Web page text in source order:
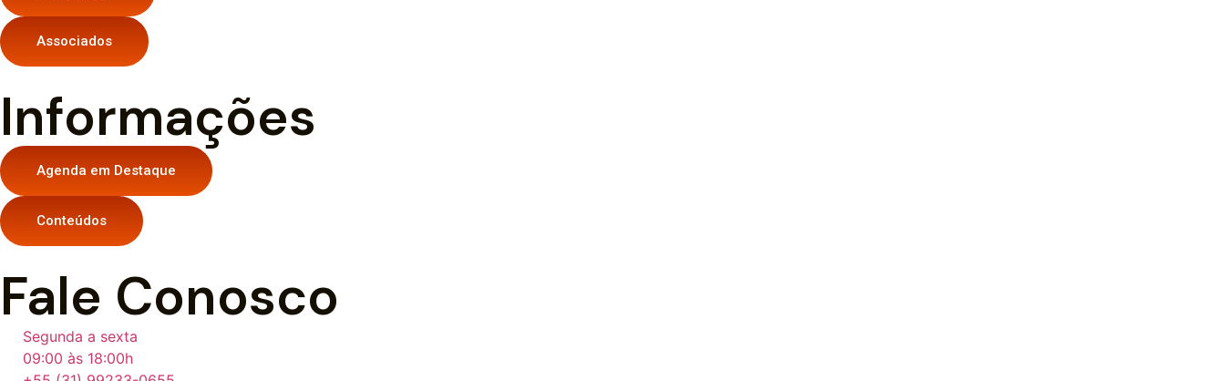
Associados
Informações
Agenda em Destaque
Conteúdos
Fale Conosco
Segunda a sexta
09:00 às 18:00h